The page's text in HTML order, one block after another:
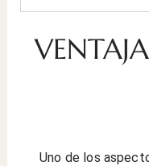
Uno de los